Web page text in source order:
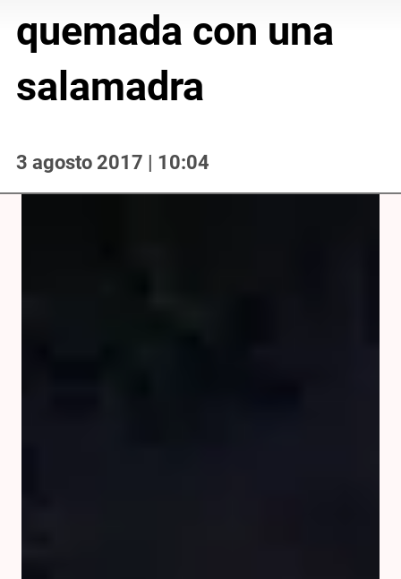
quemada con una
salamadra
3 agosto 2017 | 10:04